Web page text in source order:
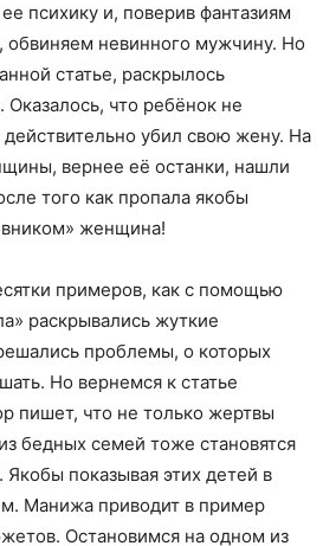
психику и, поверив фантазиям
обвиняем невинного мужчину. Но
статье, раскрылось
Оказалось, что ребёнок не
действительно убил свою жену. На
вернее её останки, нашли
того как пропала якобы
женщина!
примеров, как с помощью
раскрывались жуткие
проблемы, о которых
Но вернемся к статье
пишет, что не только жертвы
бедных семей тоже становятся
показывая этих детей в
Манижа приводит в пример
Остановимся на одном из